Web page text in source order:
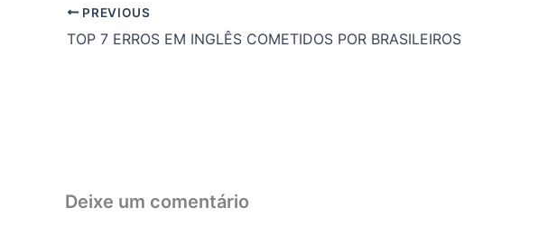
PREVIOUS
TOP 7 ERROS EM INGLÊS COMETIDOS POR BRASILEIROS
Deixe um comentário